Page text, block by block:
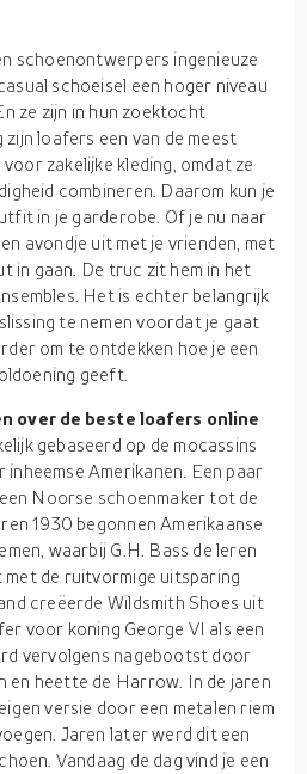
schoenontwerpers ingenieuze
schoeisel een hoger niveau
ze zijn in hun zoektocht
zijn loafers een van de meest
zakelijke kleding, omdat ze
combineren. Daarom kun je
in je garderobe. Of je nu naar
avondje uit met je vrienden, met
in gaan. De truc zit hem in het
Het is echter belangrijk
te nemen voordat je gaat
om te ontdekken hoe je een
geeft.
over de beste loafers online
gebaseerd op de mocassins
Amerikanen. Een paar
Noorse schoenmaker tot de
1930 begonnen Amerikaanse
waarbij G.H. Bass de leren
de ruitvormige uitsparing
creëerde Wildsmith Shoes uit
voor koning George VI als een
vervolgens nagebootst door
en heette de Harrow. In de jaren
versie door een metalen riem
Jaren later werd dit een
Vandaag de dag vind je een